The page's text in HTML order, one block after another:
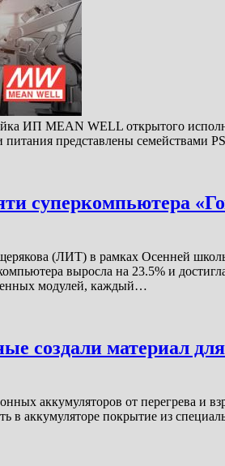
ИП MEAN WELL открытого
представлены семействами
суперкомпьютера
(ЛИТ) в рамках Осенней
выросла на 23.5% и
модулей, каждый…
создали материал
аккумуляторов от перегрева и
в аккумуляторе покрытие из